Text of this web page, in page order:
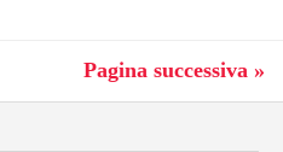
Pagina successiva »